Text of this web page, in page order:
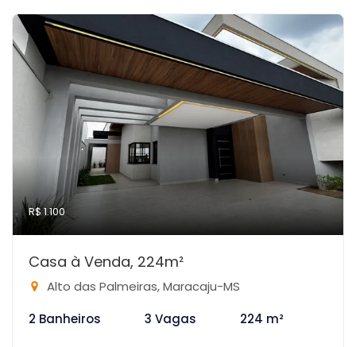
R$ 1.100
Casa à Venda, 224m²
Alto das Palmeiras, Maracaju-MS
2 Banheiros
3 Vagas 224 m²